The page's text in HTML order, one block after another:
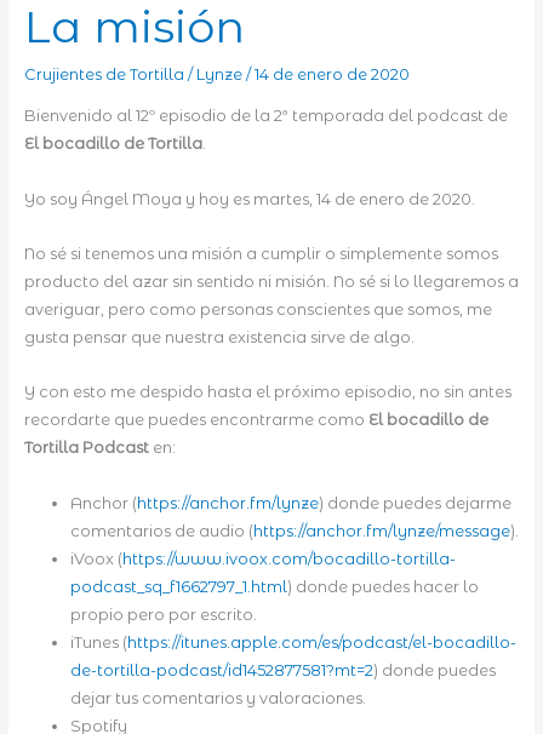
La misión
Crujientes de Tortilla / Lynze / 14 de enero de 2020
Bienvenido al 12º episodio de la 2ª temporada del podcast de
El bocadillo de Tortilla.
Yo soy Ángel Moya y hoy es martes, 14 de enero de 2020.
No sé si tenemos una misión a cumplir o simplemente somos
producto del azar sin sentido ni misión. No sé si lo llegaremos a
averiguar, pero como personas conscientes que somos, me
gusta pensar que nuestra existencia sirve de algo.
Y con esto me despido hasta el próximo episodio, no sin antes
recordarte que puedes encontrarme como El bocadillo de
Tortilla Podcasten:
Anchor (https://anchor.fm/lynze) donde puedes dejarme
comentarios de audio (https://anchor.fm/lynze/message).
iVoox (https://www.ivoox.com/bocadillo-tortilla-
podcast_sq_f1662797_1.html) donde puedes hacer lo
propio pero por escrito.
iTunes (https://itunes.apple.com/es/podcast/el-bocadillo-
de-tortilla-podcast/id1452877581?mt=2) donde puedes
dejar tus comentarios y valoraciones.
Spotify